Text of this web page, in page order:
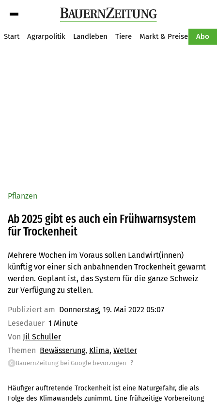
Start Agrarpolitik Landleben Tiere Markt & Preise Abo
Pflanzen
Ab 2025 gibt es auch ein Frühwarnsystem
für Trockenheit
Mehrere Wochen im Voraus sollen Landwirt(innen)
künftig vor einer sich anbahnenden Trockenheit gewarnt
werden. Geplant ist, das System für die ganze Schweiz
zur Verfügung zu stellen.
Publiziert am Donnerstag, 19. Mai 2022 05:07
Lesedauer 1 Minute
Von Jil Schuller
Themen Bewässerung Klima Wetter
G BauernZeitung bei Google bevorzugen ?
Häufiger auftretende Trockenheit ist eine Naturgefahr, die als
Folge des Klimawandels zunimmt. Eine frühzeitige Vorbereitung